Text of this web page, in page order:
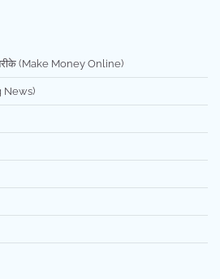
(Make Money Online)
News)